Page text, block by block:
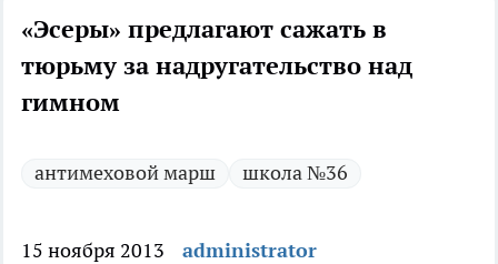
«Эсеры» предлагают сажать в
тюрьму за надругательство над
гимном
антимеховой марш школа №36
15 ноября 2013
administrator